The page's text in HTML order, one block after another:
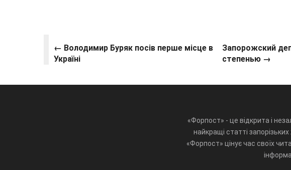
← Володимир Буряк посів перше місце в
Україні
Запорожский
степенью →
«Форпост» - це відкрита і
найкращі статті запорізьких
«Форпост» цінує час своїх